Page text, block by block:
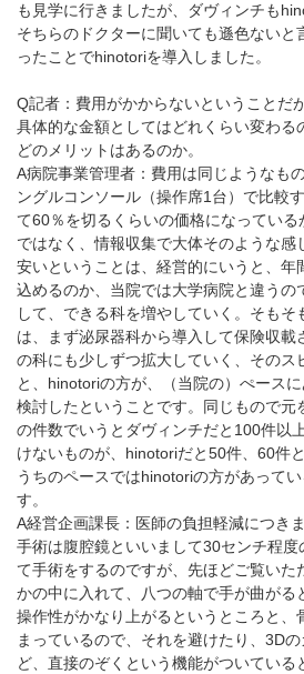
も見学に行きましたが、ダヴィンチも
そちらのドクターに聞いても遜色ないと
ったことでhinotoriを導入しました。
Q記者：費用がかからないということだ
具体的な金額としてはどれくらい変わる
どのメリットはあるのか。
A病院事業管理者：費用は同じようなも
ングルコンソール（操作席1台）で比較
て60％を切るくらいの価格になってい
ではなく、情報収集で大体そのような感
安いということは、経営的にいうと、年
込めるのか、当院では大学病院と違うの
して、できる科を増やしていく。そも
は、まず泌尿器科から導入して保険収載
の科にも少しずつ拡大していく、そのス
と、hinotoriの方が、（当院の）ぺース
検討したということです。同じもので元
の件数でいうとダヴィンチだと100件以
けないものが、hinotoriだと50件、60件
うちのペースではhinotoriの方があって
す。
A経営企画課長：医師の負担軽減につき
手術は腹腔鏡といいまして30センチ程度
て手術をするのですが、先ほどご覧いた
かの中に入れて、八つの軸で手が曲がる
操作性がかなり上がるというところと、
まっているので、それを避けたり、3D
ど、直接のぞくという機能がついている